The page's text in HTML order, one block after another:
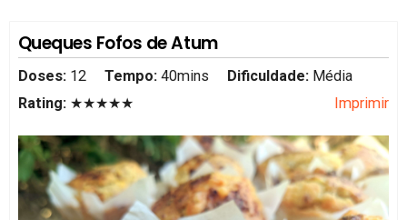
Queques Fofos de Atum
Doses: 12 Tempo: 40mins Dificuldade: Média
Rating: ★★★★★ Imprimir